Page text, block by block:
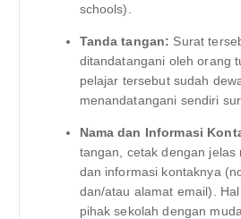
schools).
Tanda tangan: Surat
ditandatangani oleh orang
pelajar tersebut sudah
menandatangani sendiri
Nama dan Informasi
tangan, cetak dengan
dan informasi kontaknya
dan/atau alamat email).
pihak sekolah dengan